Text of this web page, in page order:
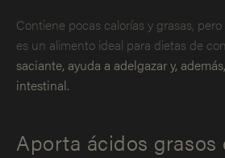
Contiene pocas calorías y grasas,
es un alimento ideal para dietas de
saciante, ayuda a adelgazar y,
intestinal.
Aporta ácidos grasos